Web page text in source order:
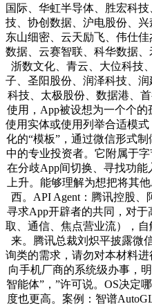
国际、华虹半导体、胜宏科
技、协创数据、沪电股份、兴
东山细密、云天励飞、伟仕
数据、云赛智联、科华数据、
浙数文化、青云、大位科技
子、圣阳股份、润泽科技、
科技、太极股份、数据港、
使用，App被设想为一个个的
使用实体或使用列举合适模
化的“模板”，通过微信形式
中的专业投资者。它附属于
在分歧App间切换、寻找功
上升。能够理解为想把将其
西。API Agent：腾讯控股
寻求App开辟者的共同，对
取、通信、焦点营业流），
来。腾讯总裁刘炽平披露微
询类的需求，请勿对本材料
向手机厂商的系统级办事，
智能体”，”许可说。OS决定
度也更高。案例：智谱